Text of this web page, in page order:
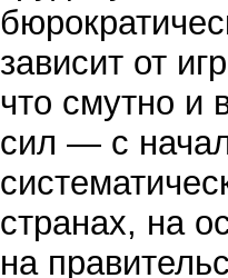
зависит от
что смутно и
сил — с
странах, на
на